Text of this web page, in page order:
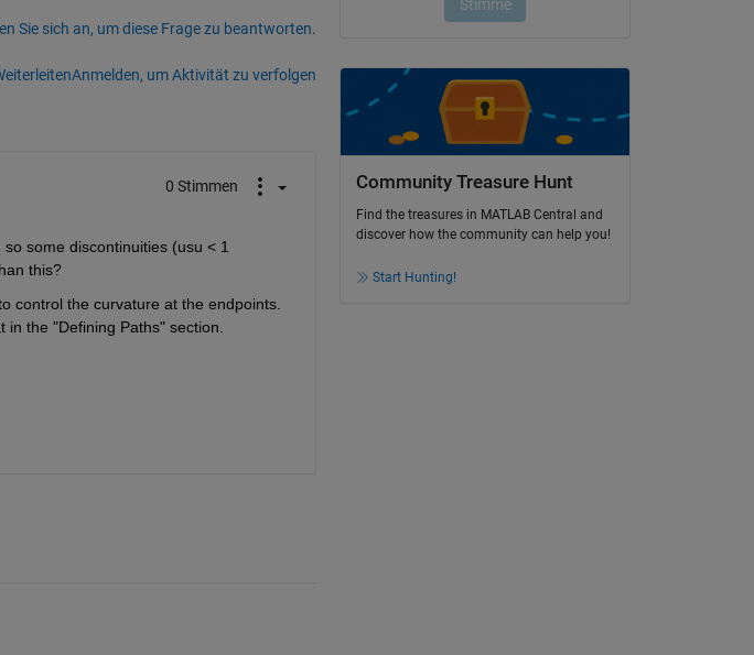
Sie sich an, um diese Frage zu beantworten.
Anmelden, um Aktivität zu verfolgen
0 Stimmen
some discontinuities (usu < 1
this?
control the curvature at the endpoints.
the "Defining Paths" section.
Community Treasure Hunt
Find the treasures in MATLAB Central and
discover how the community can help you!
Start Hunting!